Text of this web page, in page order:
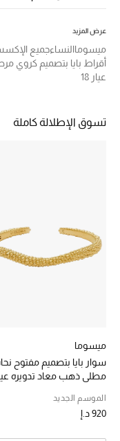
ركن أناقة المنتجعات
تشكيلة المناسبات للنساء
الحب للمحلي
الملابس الرياضية النسائية
عرض المزيد
ميسوماالنساءجميع
أقراط بايا بتصميم كروي
عيار 18
تسوق الإطلالة كاملة
ميسوما
سوار بايا بتصميم مفتوح
مطلي ذهب معاد تدويره عيار
الموسم الجديد
920 د.إ